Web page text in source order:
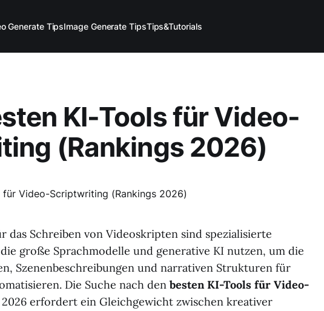
Generate TipsImage Generate TipsTips&Tutorials
KI-Tools für Video-
(Rankings 2026)
das Schreiben von Videoskripten sind spezialisierte
große Sprachmodelle und generative KI nutzen, um die
Szenenbeschreibungen und narrativen Strukturen für
Die Suche nach den besten KI-Tools für Video-
erfordert ein Gleichgewicht zwischen kreativer